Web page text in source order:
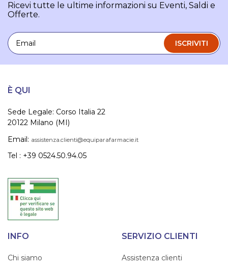
Ricevi tutte le ultime informazioni su Eventi, Saldi e
Offerte.
Email
ISCRIVITI
È QUI
Sede Legale: Corso Italia 22
20122 Milano (MI)
Email: assistenza.clienti@equiparafarmacie.it
Tel : +39 0524.50.94.05
INFO
Chi siamo
SERVIZIO CLIENTI
Assistenza clienti